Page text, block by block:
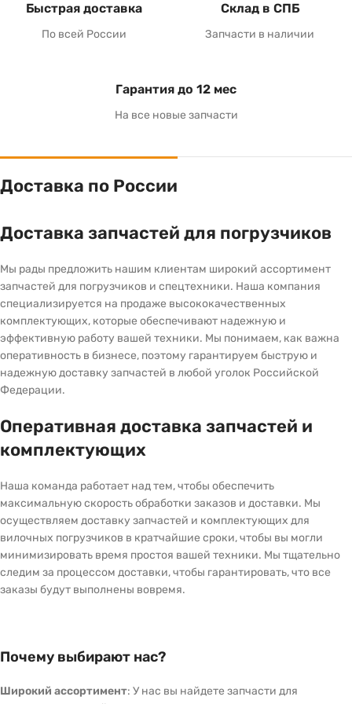
Быстрая доставка
По всей России
Склад в СПБ
Запчасти в наличии
Гарантия до 12 мес
На все новые запчасти
Доставка по России
Доставка запчастей для погрузчиков
Мы рады предложить нашим клиентам широкий ассортимент
запчастей для погрузчиков и спецтехники. Наша компания
специализируется на продаже высококачественных
комплектующих, которые обеспечивают надежную и
эффективную работу вашей техники. Мы понимаем, как важна
оперативность в бизнесе, поэтому гарантируем быструю и
надежную доставку запчастей в любой уголок Российской
Федерации.
Оперативная доставка запчастей и
комплектующих
Наша команда работает над тем, чтобы обеспечить
максимальную скорость обработки заказов и доставки. Мы
осуществляем доставку запчастей и комплектующих для
вилочных погрузчиков в кратчайшие сроки, чтобы вы могли
минимизировать время простоя вашей техники. Мы тщательно
следим за процессом доставки, чтобы гарантировать, что все
заказы будут выполнены вовремя.
Почему выбирают нас?
Широкий ассортимент: У нас вы найдете запчасти для